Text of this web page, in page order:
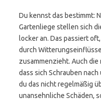
Du kennst das bestimmt:
Gartenliege stellen sich
locker an. Das passiert
durch
zusammenzieht. Auch
dass sich Schrauben
du das nicht regelmäßig
unansehnliche Schäden,